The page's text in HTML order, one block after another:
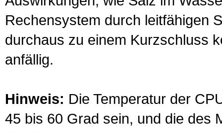
Rechensystem durch leitfähigen
durchaus zu einem Kurzschluss
anfällig.
Hinweis: Die Temperatur der
45 bis 60 Grad sein, und die des